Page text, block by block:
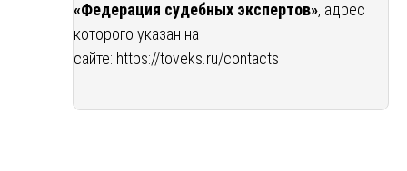
«Федерация судебных экспертов», адрес
которого указан на
сайте: https://toveks.ru/contacts